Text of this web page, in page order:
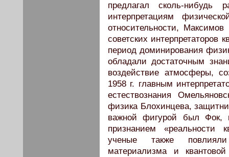
предлагал сколь-нибудь
интерпретациям
относительности,
советских интерпретаторов
период доминирования
обладали достаточным
воздействие атмосферы,
1958 г. главным
естествознания
физика Блохинцева,
важной фигурой был Фок,
признанием «реальности
ученые также
материализма и